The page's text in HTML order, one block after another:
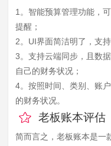
1。智能预算管理功能，
提醒；
2。UI界面简洁明了，支
3。支持云端同步，且数
自己的财务状况；
4。按照时间、类别、账
的财务状况。
老板账本评估
简而言之，老板账本是一